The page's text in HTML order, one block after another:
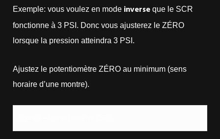
Exemple: vous voulez en mode inverseque le SCR
fonctionne à 3 PSI. Donc vous ajusterez le ZÉRO
lorsque la pression atteindra 3 PSI.
Ajustez le potentiomètre ZÉRO au minimum (sens
horaire d’une montre).